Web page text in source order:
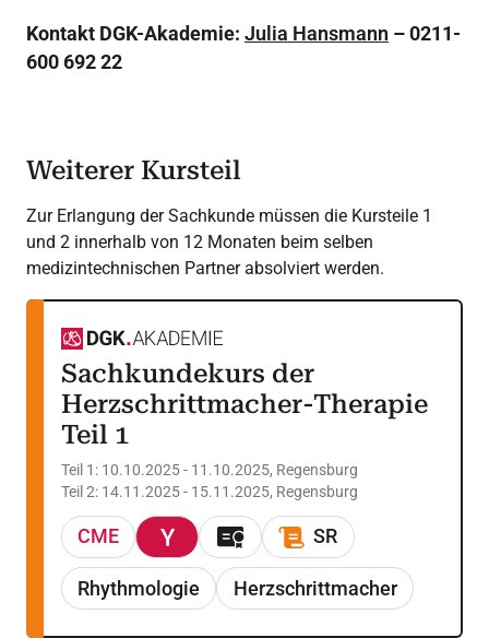
Kontakt DGK-Akademie: Julia Hansmann – 0211-
600 692 22
Weiterer Kursteil
Zur Erlangung der Sachkunde müssen die Kursteile 1
und 2 innerhalb von 12 Monaten beim selben
medizintechnischen Partner absolviert werden.
Sachkundekurs der
Herzschrittmacher-Therapie
Teil 1
Teil 1: 10.10.2025 - 11.10.2025, Regensburg
Teil 2: 14.11.2025 - 15.11.2025, Regensburg
Rhythmologie Herzschrittmacher
CME SR